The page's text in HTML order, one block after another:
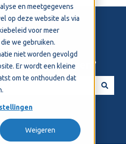
en meetgegevens
op deze website als via
voor meer
we gebruiken.
niet worden gevolgd
Er wordt een kleine
om te onthouden dat
Weigeren
we je helpen?